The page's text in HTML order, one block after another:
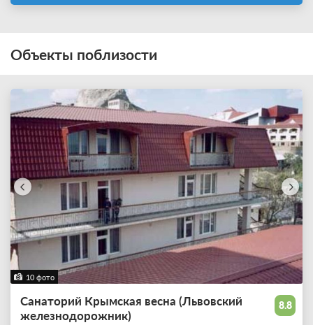
Объекты поблизости
10 фото
8.8
Санаторий Крымская весна (Львовский
железнодорожник)